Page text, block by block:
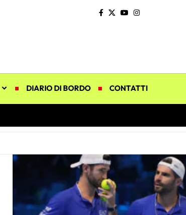
DIARIO DI BORDO CONTATTI